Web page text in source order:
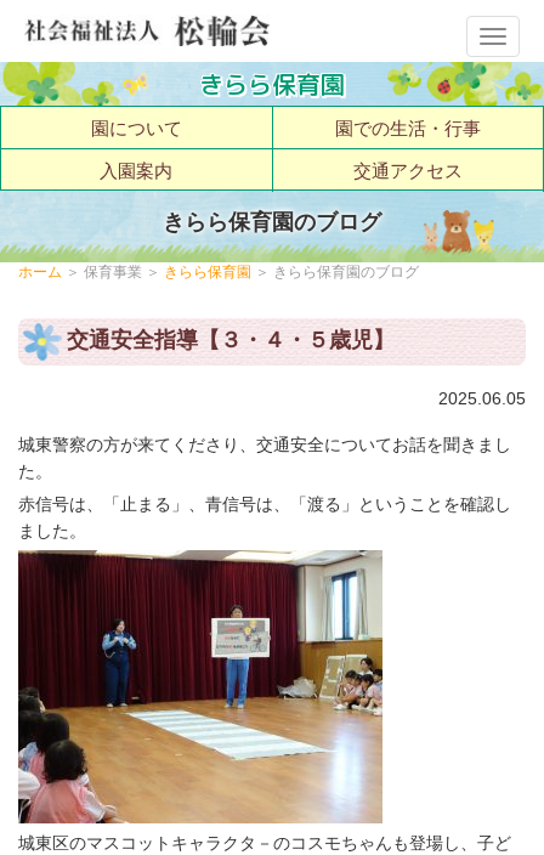
メ
ニ
ュ
きらら保育園
園について 園での生活・行事
入園案内 交通アクセス
きらら保育園のブログ
ホーム ＞ 保育事業 ＞ きらら保育園 ＞ きらら保育園のブログ
交通安全指導【３・４・５歳児】
2025.06.05
城東警察の方が来てくださり、交通安全についてお話を聞きまし
た。
赤信号は、「止まる」、青信号は、「渡る」ということを確認し
ました。
城東区のマスコットキャラクタ－のコスモちゃんも登場し、子ど